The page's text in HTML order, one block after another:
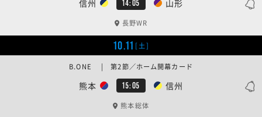
信州 14:05 山形
長野WR
10.11 [土]
熊本 15:05 信州
B.ONE | 第2節／ホーム開幕カード
熊本総体